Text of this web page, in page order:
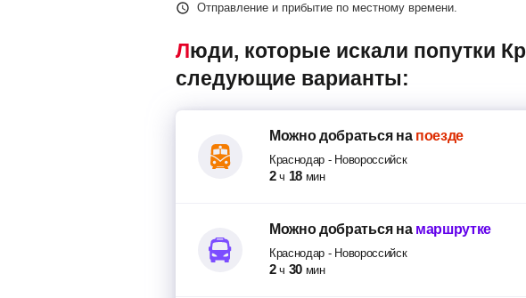
Отправление и прибытие по местному времени.
Люди, которые искали попутки Краснодар – Новороссийск, также смотрели
следующие варианты:
Можно добратьсяна поезде
Краснодар - Новороссийск
2 ч 18 мин
Можно добратьсяна маршрутке
Краснодар - Новороссийск
2 ч 30 мин